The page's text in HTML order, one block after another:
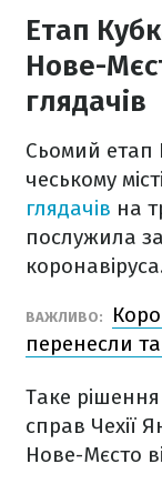
Етап
Нове-
глядачів
Сьомий етап
чеському
глядачів на
послужила
ВАЖЛИВО:
перенесли
Таке
справ Чехії
Нове-Мєсто